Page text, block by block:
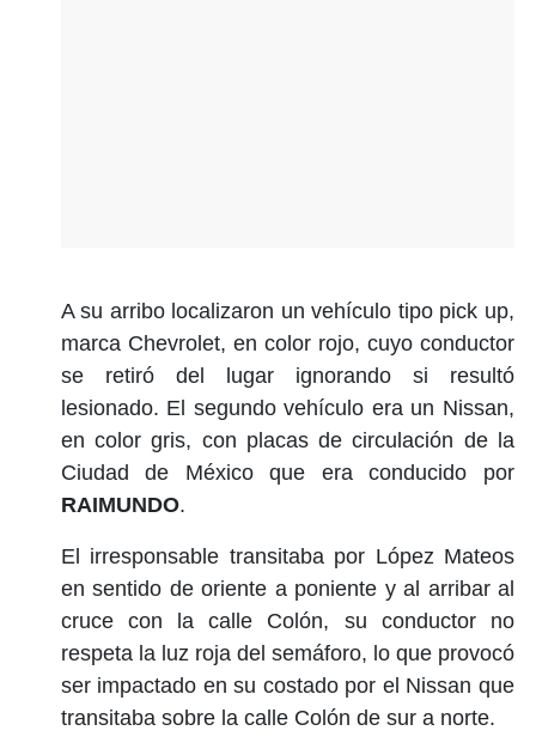
A su arribo localizaron un vehículo tipo pick up,
marca Chevrolet, en color rojo, cuyo conductor
se retiró del lugar ignorando si resultó
lesionado. El segundo vehículo era un Nissan,
en color gris, con placas de circulación de la
Ciudad de México que era conducido por
RAIMUNDO.
El irresponsable transitaba por López Mateos
en sentido de oriente a poniente y al arribar al
cruce con la calle Colón, su conductor no
respeta la luz roja del semáforo, lo que provocó
ser impactado en su costado por el Nissan que
transitaba sobre la calle Colón de sur a norte.